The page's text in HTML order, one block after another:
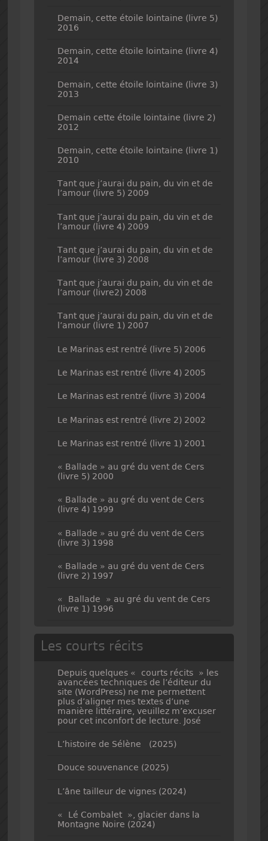
Demain, cette étoile lointaine (livre 5)
2016
Demain, cette étoile lointaine (livre 4)
2014
Demain, cette étoile lointaine (livre 3)
2013
Demain cette étoile lointaine (livre 2)
2012
Demain, cette étoile lointaine (livre 1)
2010
Tant que j’aurai du pain, du vin et de
l’amour (livre 5) 2009
Tant que j’aurai du pain, du vin et de
l’amour (livre 4) 2009
Tant que j’aurai du pain, du vin et de
l’amour (livre 3) 2008
Tant que j’aurai du pain, du vin et de
l’amour (livre2) 2008
Tant que j’aurai du pain, du vin et de
l’amour (livre 1) 2007
Le Marinas est rentré (livre 5) 2006
Le Marinas est rentré (livre 4) 2005
Le Marinas est rentré (livre 3) 2004
Le Marinas est rentré (livre 2) 2002
Le Marinas est rentré (livre 1) 2001
« Ballade » au gré du vent de Cers
(livre 5) 2000
« Ballade » au gré du vent de Cers
(livre 4) 1999
« Ballade » au gré du vent de Cers
(livre 3) 1998
« Ballade » au gré du vent de Cers
(livre 2) 1997
« Ballade » au gré du vent de Cers
(livre 1) 1996
Les courts récits
Depuis quelques « courts récits » les
avancées techniques de l’éditeur du
site (WordPress) ne me permettent
plus d’aligner mes textes d’une
manière littéraire, veuillez m’excuser
pour cet inconfort de lecture. José
L’histoire de Sélène (2025)
Douce souvenance (2025)
L’âne tailleur de vignes (2024)
« Lé Combalet », glacier dans la
Montagne Noire (2024)